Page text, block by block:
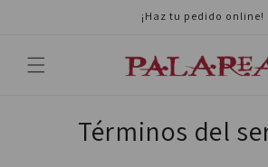
¡Haz tu pedido online!
Términos del